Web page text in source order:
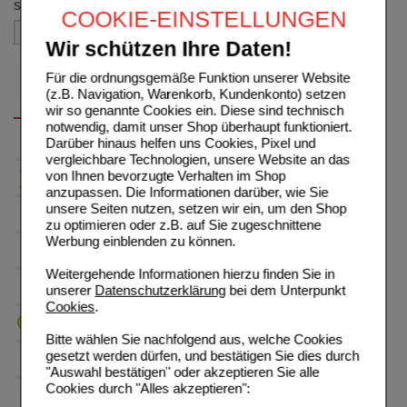
COOKIE-EINSTELLUNGEN
Wir schützen Ihre Daten!
Für die ordnungsgemäße Funktion unserer Website
(z.B. Navigation, Warenkorb, Kundenkonto) setzen
wir so genannte Cookies ein. Diese sind technisch
notwendig, damit unser Shop überhaupt funktioniert.
Darüber hinaus helfen uns Cookies, Pixel und
vergleichbare Technologien, unsere Website an das
von Ihnen bevorzugte Verhalten im Shop
anzupassen. Die Informationen darüber, wie Sie
unsere Seiten nutzen, setzen wir ein, um den Shop
zu optimieren oder z.B. auf Sie zugeschnittene
Werbung einblenden zu können.
Weitergehende Informationen hierzu finden Sie in
unserer Datenschutzerklärungbei dem Unterpunkt
Cookies.
Bitte wählen Sie nachfolgend aus, welche Cookies
gesetzt werden dürfen, und bestätigen Sie dies durch
"Auswahl bestätigen" oder akzeptieren Sie alle
Cookies durch "Alles akzeptieren":
Sortieren nach